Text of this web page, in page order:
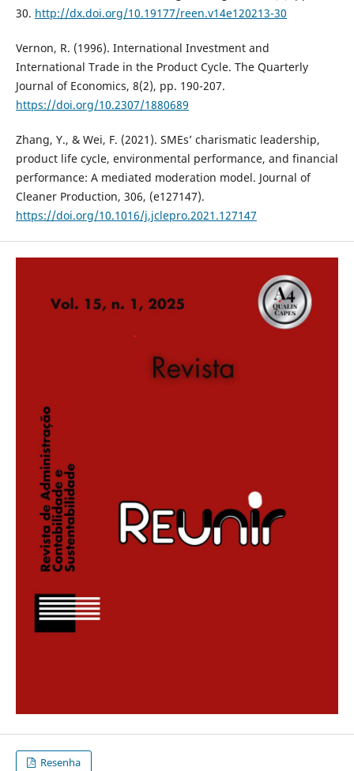
30. http://dx.doi.org/10.19177/reen.v14e120213-30
Vernon, R. (1996). International Investment and
International Trade in the Product Cycle. The Quarterly
Journal of Economics, 8(2), pp. 190-207.
https://doi.org/10.2307/1880689
Zhang, Y., & Wei, F. (2021). SMEs’ charismatic leadership,
product life cycle, environmental performance, and financial
performance: A mediated moderation model. Journal of
Cleaner Production, 306, (e127147).
https://doi.org/10.1016/j.jclepro.2021.127147
Resenha